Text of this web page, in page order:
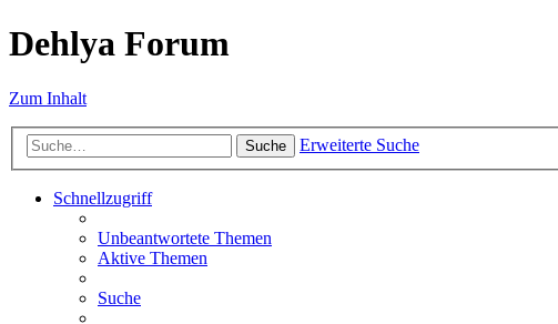
Dehlya Forum
Zum Inhalt
Suche Erweiterte Suche
Schnellzugriff
Unbeantwortete Themen
Aktive Themen
Suche